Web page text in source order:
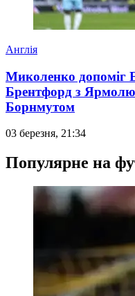
Англія
Миколенко допоміг
Брентфорд з
Борнмутом
03 березня, 21:34
Популярне на